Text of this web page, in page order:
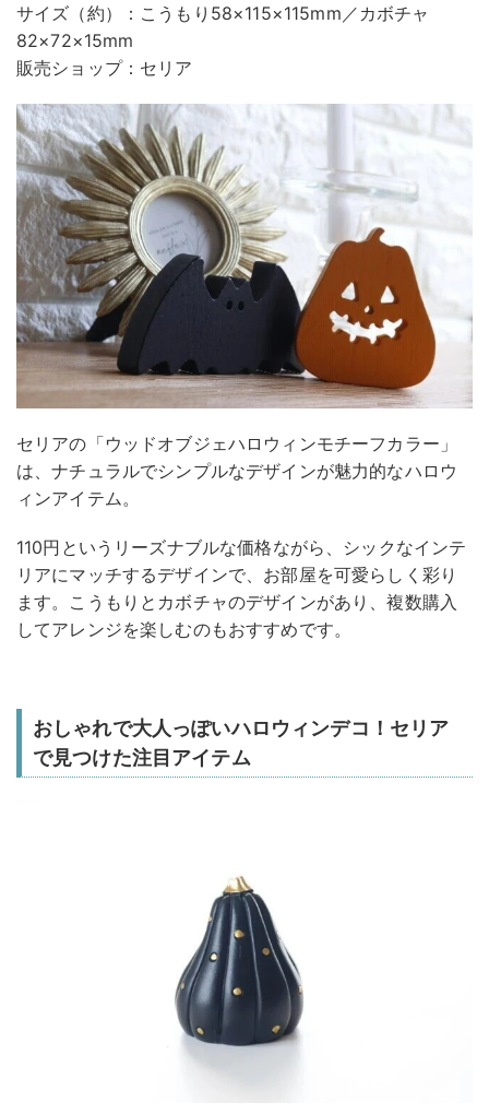
サイズ（約）：こうもり58×115×115mm／カボチャ
82×72×15mm
販売ショップ：セリア
セリアの「ウッドオブジェハロウィンモチーフカラー」
は、ナチュラルでシンプルなデザインが魅力的なハロウ
ィンアイテム。
110円というリーズナブルな価格ながら、シックなインテ
リアにマッチするデザインで、お部屋を可愛らしく彩り
ます。こうもりとカボチャのデザインがあり、複数購入
してアレンジを楽しむのもおすすめです。
おしゃれで大人っぽいハロウィンデコ！セリア
で見つけた注目アイテム